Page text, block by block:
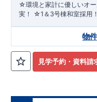
☆環境と家計に優しいオ
実！ ☆1＆3号棟和室採用
見学予約・資料請
物